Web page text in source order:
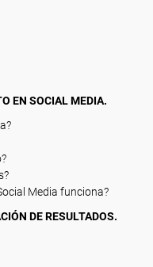
EN SOCIAL MEDIA.
Media funciona?
DE RESULTADOS.